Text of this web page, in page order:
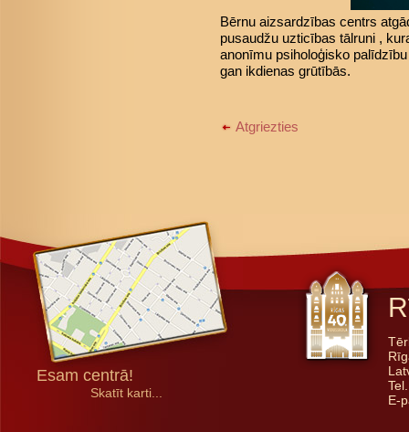
Bērnu aizsardzības centrs
pusaudžu uzticības tālruni ,
anonīmu psiholoģisko
gan ikdienas grūtībās.
Atgriezties
Esam centrā!
Skatīt karti...
E-